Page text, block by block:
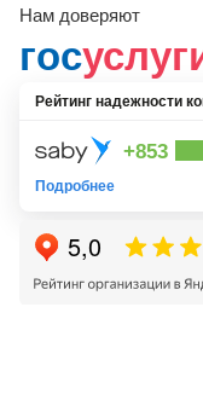
Нам доверяют
гос
Рейтинг надежности
+853
Подробнее